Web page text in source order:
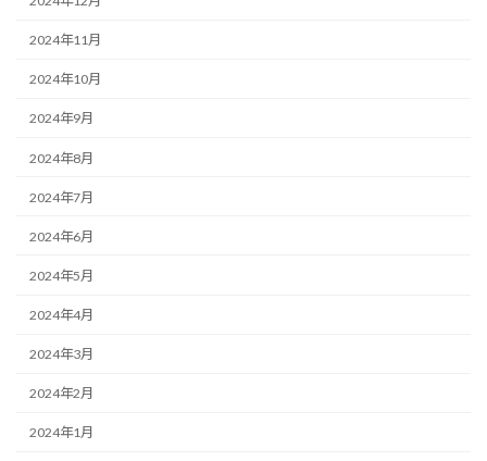
2024年11月
2024年10月
2024年9月
2024年8月
2024年7月
2024年6月
2024年5月
2024年4月
2024年3月
2024年2月
2024年1月